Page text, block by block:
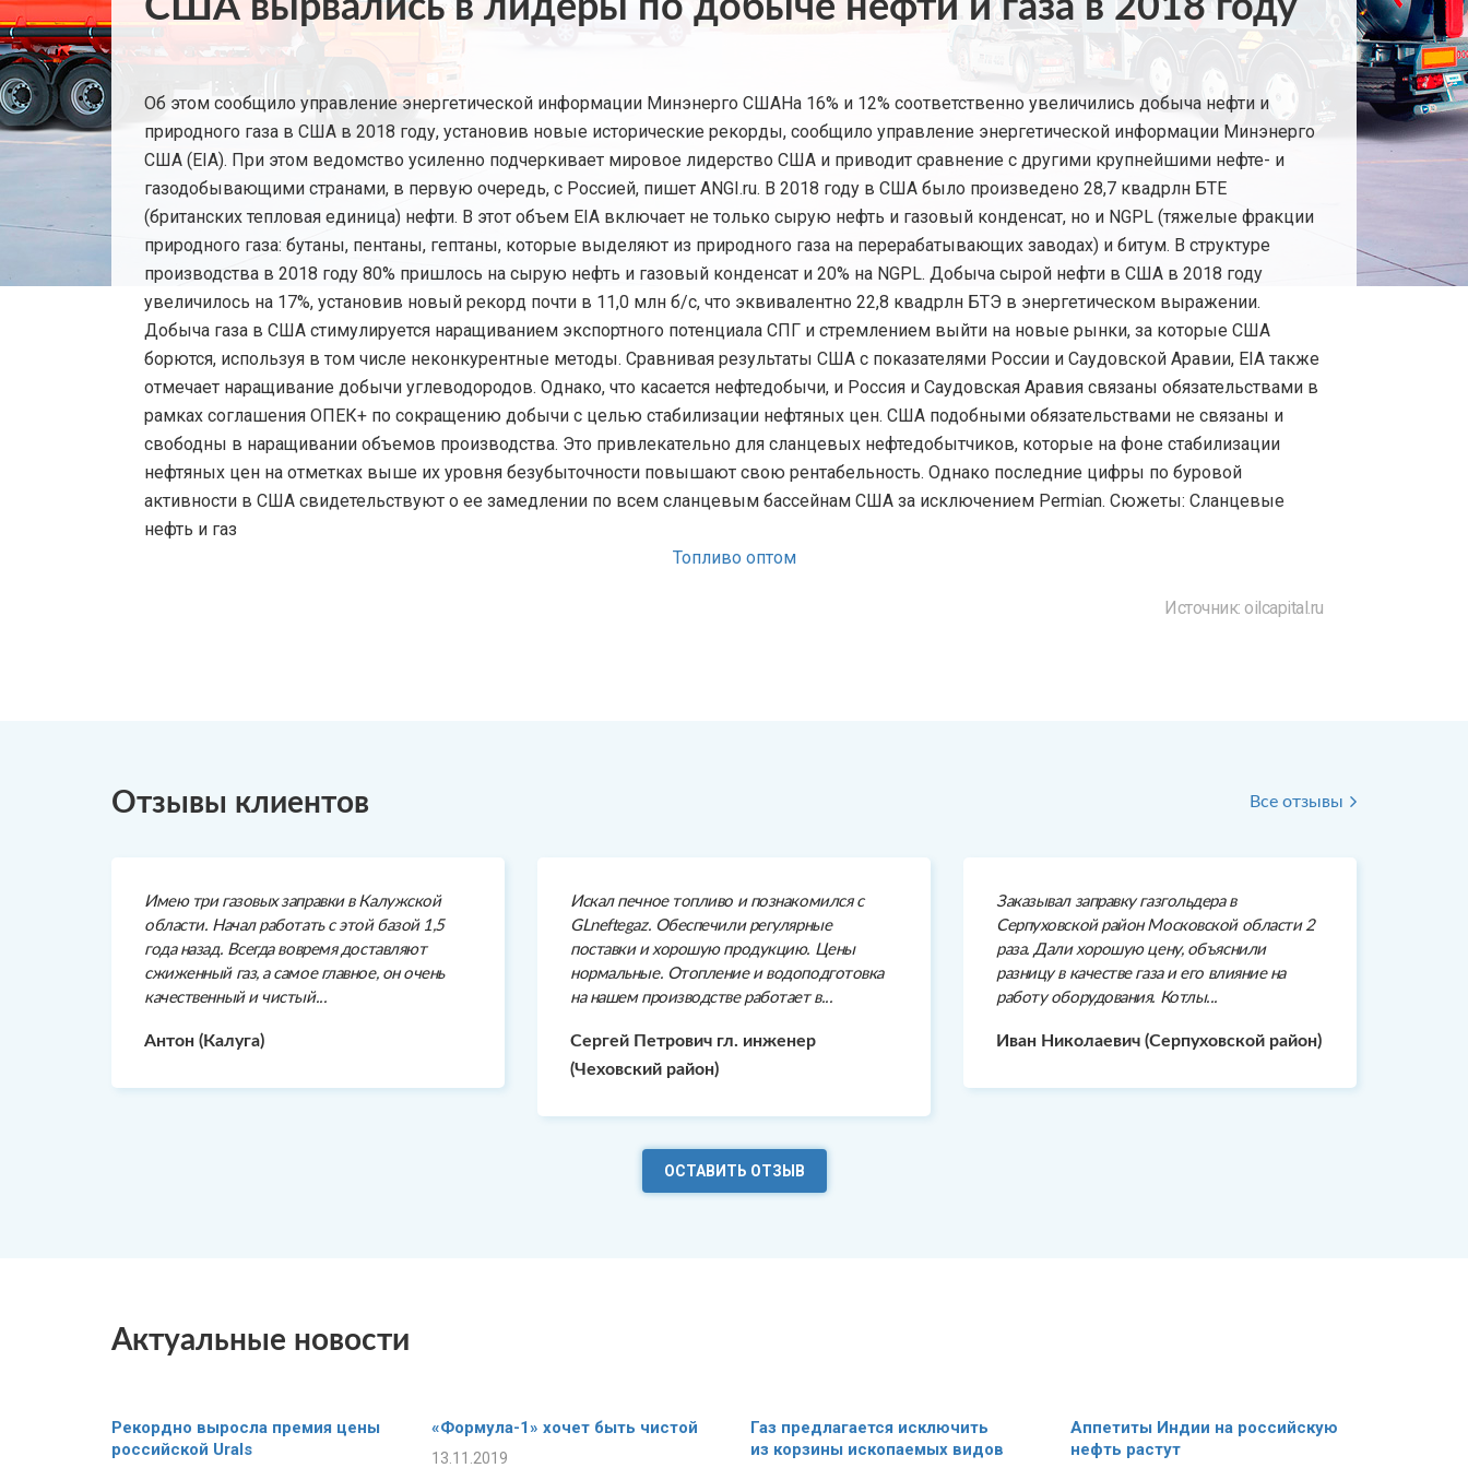
Об этом сообщило управление энергетической информации Минэнерго СШАНа 16% и 12% соответственно увеличились добыча нефти и
природного газа в США в 2018 году, установив новые исторические рекорды, сообщило управление энергетической информации Минэнерго
США (EIA). При этом ведомство усиленно подчеркивает мировое лидерство США и приводит сравнение с другими крупнейшими нефте- и
газодобывающими странами, в первую очередь, с Россией, пишет ANGI.ru. В 2018 году в США было произведено 28,7 квадрлн БТЕ
(британских тепловая единица) нефти. В этот объем EIA включает не только сырую нефть и газовый конденсат, но и NGPL (тяжелые фракции
природного газа: бутаны, пентаны, гептаны, которые выделяют из природного газа на перерабатывающих заводах) и битум. В структуре
производства в 2018 году 80% пришлось на сырую нефть и газовый конденсат и 20% на NGPL. Добыча сырой нефти в США в 2018 году
увеличилось на 17%, установив новый рекорд почти в 11,0 млн б/с, что эквивалентно 22,8 квадрлн БТЭ в энергетическом выражении.
Добыча газа в США стимулируется наращиванием экспортного потенциала СПГ и стремлением выйти на новые рынки, за которые США
борются, используя в том числе неконкурентные методы. Сравнивая результаты США с показателями России и Саудовской Аравии, EIA также
отмечает наращивание добычи углеводородов. Однако, что касается нефтедобычи, и Россия и Саудовская Аравия связаны обязательствами в
рамках соглашения ОПЕК+ по сокращению добычи с целью стабилизации нефтяных цен. США подобными обязательствами не связаны и
свободны в наращивании объемов производства. Это привлекательно для сланцевых нефтедобытчиков, которые на фоне стабилизации
нефтяных цен на отметках выше их уровня безубыточности повышают свою рентабельность. Однако последние цифры по буровой
активности в США свидетельствуют о ее замедлении по всем сланцевым бассейнам США за исключением Permian. Сюжеты: Сланцевые
нефть и газ
Топливо оптом
Источник: oilcapital.ru
Отзывы клиентов Все отзывы
Имею три газовых заправки в Калужской
области. Начал работать с этой базой 1,5
года назад. Всегда вовремя доставляют
сжиженный газ, а самое главное, он очень
качественный и чистый...
Антон (Калуга)
Искал печное топливо и познакомился с
GLneftegaz. Обеспечили регулярные
поставки и хорошую продукцию. Цены
нормальные. Отопление и водоподготовка
на нашем производстве работает в...
Сергей Петрович гл. инженер
(Чеховский район)
Заказывал заправку газгольдера в
Серпуховской район Московской области 2
раза. Дали хорошую цену, объяснили
разницу в качестве газа и его влияние на
работу оборудования. Котлы...
Иван Николаевич (Серпуховской район)
ОСТАВИТЬ ОТЗЫВ
Актуальные новости
Рекордно выросла премия цены
российской Urals
«Формула-1» хочет быть чистой
13.11.2019
Газ предлагается исключить
из корзины ископаемых видов
Аппетиты Индии на российскую
нефть растут